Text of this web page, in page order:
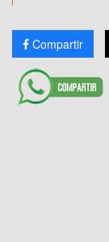
Compartir